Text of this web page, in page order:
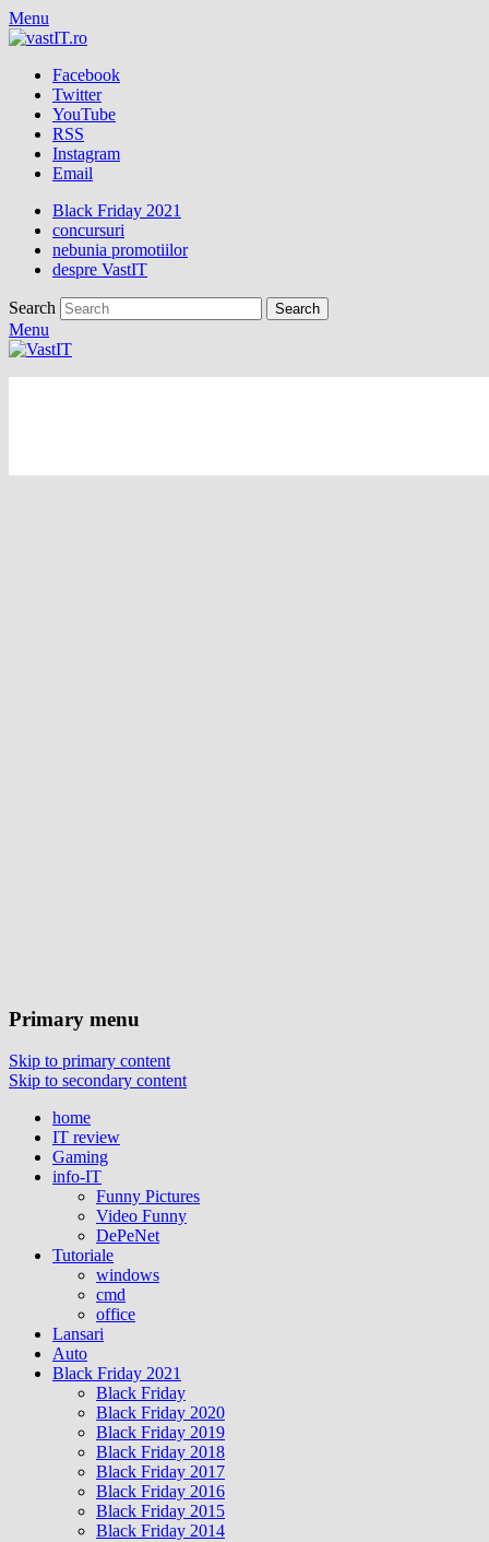
Menu
Facebook
Twitter
YouTube
RSS
Instagram
Email
Black Friday 2021
concursuri
nebunia promotiilor
despre VastIT
Search
Menu
Primary menu
Skip to primary content
Skip to secondary content
home
IT review
Gaming
info-IT
Funny Pictures
Video Funny
DePeNet
Tutoriale
windows
cmd
office
Lansari
Auto
Black Friday 2021
Black Friday
Black Friday 2020
Black Friday 2019
Black Friday 2018
Black Friday 2017
Black Friday 2016
Black Friday 2015
Black Friday 2014